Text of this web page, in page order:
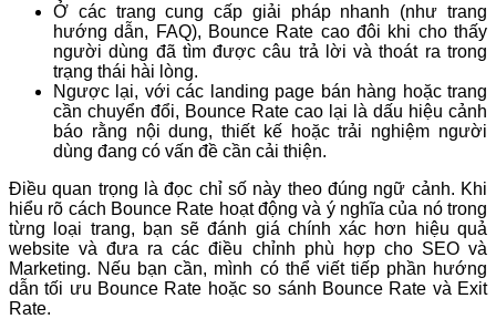
Ở các trang cung cấp giải pháp nhanh (như trang
hướng dẫn, FAQ), Bounce Rate cao đôi khi cho thấy
người dùng đã tìm được câu trả lời và thoát ra trong
trạng thái hài lòng.
Ngược lại, với các landing page bán hàng hoặc trang
cần chuyển đổi, Bounce Rate cao lại là dấu hiệu cảnh
báo rằng nội dung, thiết kế hoặc trải nghiệm người
dùng đang có vấn đề cần cải thiện.
Điều quan trọng là đọc chỉ số này theo đúng ngữ cảnh. Khi
hiểu rõ cách Bounce Rate hoạt động và ý nghĩa của nó trong
từng loại trang, bạn sẽ đánh giá chính xác hơn hiệu quả
website và đưa ra các điều chỉnh phù hợp cho SEO và
Marketing. Nếu bạn cần, mình có thể viết tiếp phần hướng
dẫn tối ưu Bounce Rate hoặc so sánh Bounce Rate và Exit
Rate.